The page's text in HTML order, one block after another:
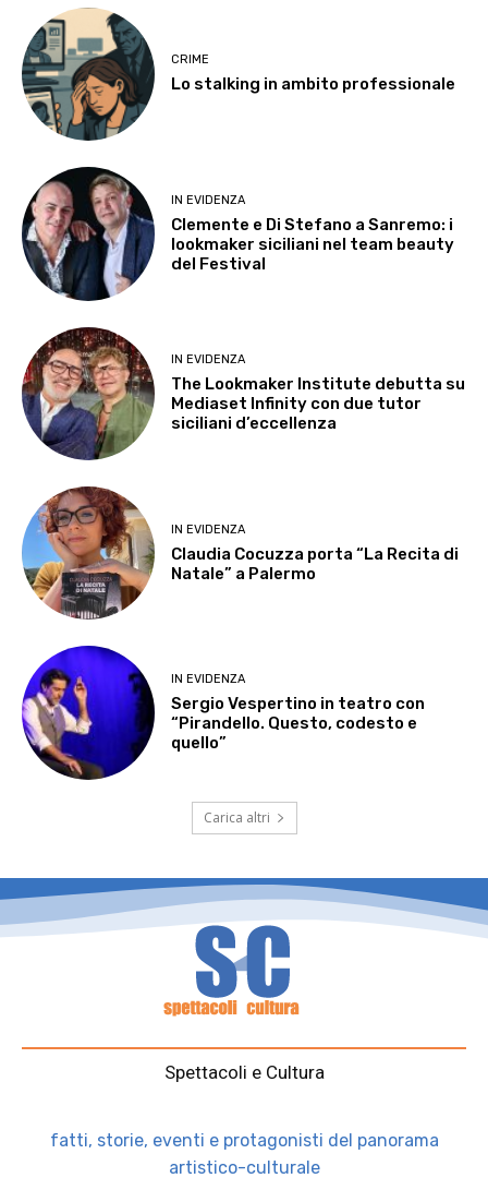
CRIME
Lo stalking in ambito professionale
IN EVIDENZA
Clemente e Di Stefano a Sanremo: i
lookmaker siciliani nel team beauty
del Festival
IN EVIDENZA
The Lookmaker Institute debutta su
Mediaset Infinity con due tutor
siciliani d’eccellenza
IN EVIDENZA
Claudia Cocuzza porta “La Recita di
Natale” a Palermo
IN EVIDENZA
Sergio Vespertino in teatro con
“Pirandello. Questo, codesto e
quello”
Carica altri
Spettacoli e Cultura
fatti, storie, eventi e protagonisti del panorama
artistico-culturale